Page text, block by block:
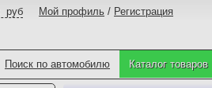
руб Мой профиль / Регистрация
Поиск по автомобилю Каталог товаров